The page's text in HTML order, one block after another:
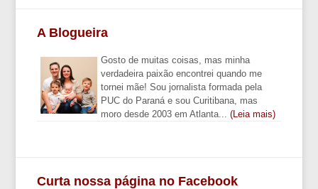
A Blogueira
Gosto de muitas coisas, mas minha
verdadeira paixão encontrei quando me
tornei mãe! Sou jornalista formada pela
PUC do Paraná e sou Curitibana, mas
moro desde 2003 em Atlanta...(Leia mais)
Curta nossa página no Facebook